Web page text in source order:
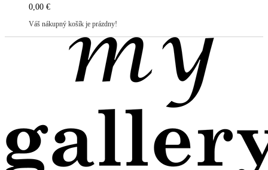
0,00 €
Váš nákupný košík je prázdny!